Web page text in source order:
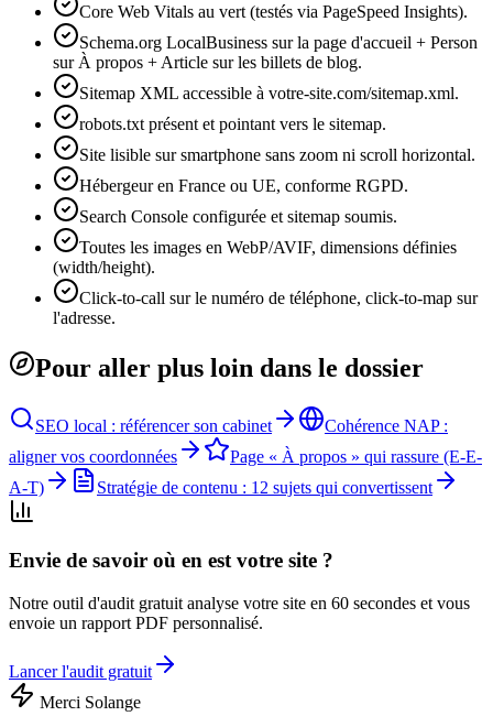
Core Web Vitals au vert (testés via PageSpeed Insights).
Schema.org LocalBusiness sur la page d'accueil + Person
sur À propos + Article sur les billets de blog.
Sitemap XML accessible à votre-site.com/sitemap.xml.
robots.txt présent et pointant vers le sitemap.
Site lisible sur smartphone sans zoom ni scroll horizontal.
Hébergeur en France ou UE, conforme RGPD.
Search Console configurée et sitemap soumis.
Toutes les images en WebP/AVIF, dimensions définies
(width/height).
Click-to-call sur le numéro de téléphone, click-to-map sur
l'adresse.
Pour aller plus loin dans le dossier
SEO local : référencer son cabinet
Cohérence NAP :
aligner vos coordonnées
Page « À propos » qui rassure (E-E-
A-T)
Stratégie de contenu : 12 sujets qui convertissent
Envie de savoir où en est votre site ?
Notre outil d'audit gratuit analyse votre site en 60 secondes et vous
envoie un rapport PDF personnalisé.
Lancer l'audit gratuit
Merci Solange